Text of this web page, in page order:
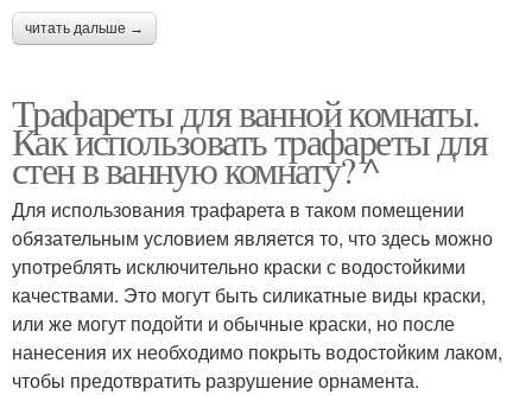
читать дальше →
Трафареты для ванной комнаты.
Как использовать трафареты для
стен в ванную комнату? ^
Для использования трафарета в таком помещении
обязательным условием является то, что здесь можно
употреблять исключительно краски с водостойкими
качествами. Это могут быть силикатные виды краски,
или же могут подойти и обычные краски, но после
нанесения их необходимо покрыть водостойким лаком,
чтобы предотвратить разрушение орнамента.